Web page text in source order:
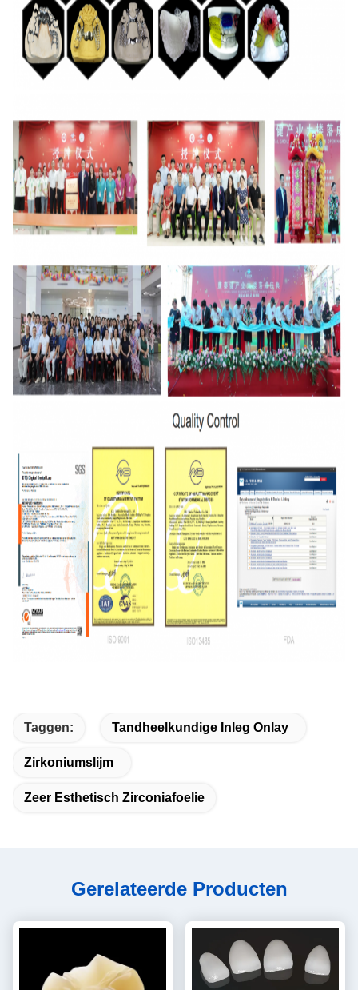
Taggen: Tandheelkundige Inleg Onlay
Zirkoniumslijm
Zeer Esthetisch Zirconiafoelie
Gerelateerde Producten